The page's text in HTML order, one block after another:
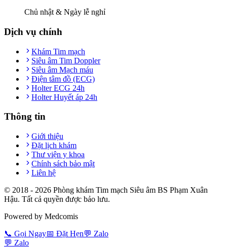
Chủ nhật & Ngày lễ nghỉ
Dịch vụ chính
Khám Tim mạch
Siêu âm Tim Doppler
Siêu âm Mạch máu
Điện tâm đồ (ECG)
Holter ECG 24h
Holter Huyết áp 24h
Thông tin
Giới thiệu
Đặt lịch khám
Thư viện y khoa
Chính sách bảo mật
Liên hệ
© 2018 - 2026 Phòng khám Tim mạch Siêu âm BS Phạm Xuân
Hậu. Tất cả quyền được bảo lưu.
Powered by Medcomis
📞 Gọi Ngay📅 Đặt Hẹn💬 Zalo
💬 Zalo